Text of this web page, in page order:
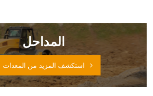
المداحل
استكشف المزيد من المعدات